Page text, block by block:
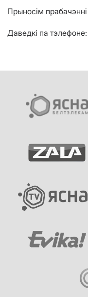
Прыносім
Даведкі па тэлефоне: